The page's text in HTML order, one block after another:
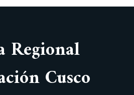
Regional
Cusco